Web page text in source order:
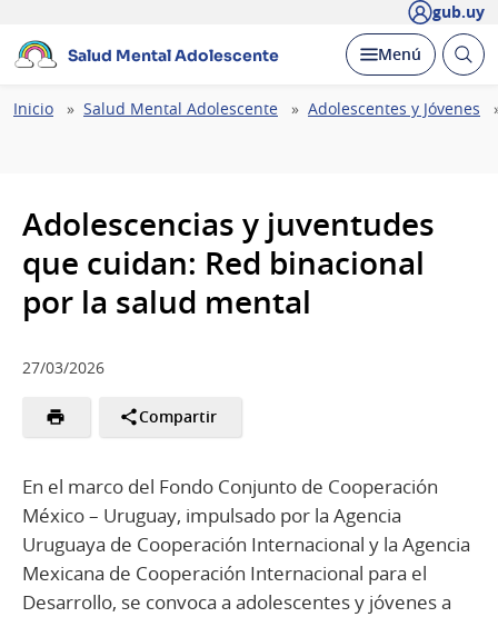
gub.uy
Salud Mental Adolescente Desplegar
Menú Abrir
Ruta
Inicio Salud Mental Adolescente Adolescentes y Jóvenes
Adolescencias y juventudes
que cuidan: Red binacional
por la salud mental
27/03/2026
Compartir
En el marco del Fondo Conjunto de Cooperación
México – Uruguay, impulsado por la Agencia
Uruguaya de Cooperación Internacional y la Agencia
Mexicana de Cooperación Internacional para el
Desarrollo, se convoca a adolescentes y jóvenes a